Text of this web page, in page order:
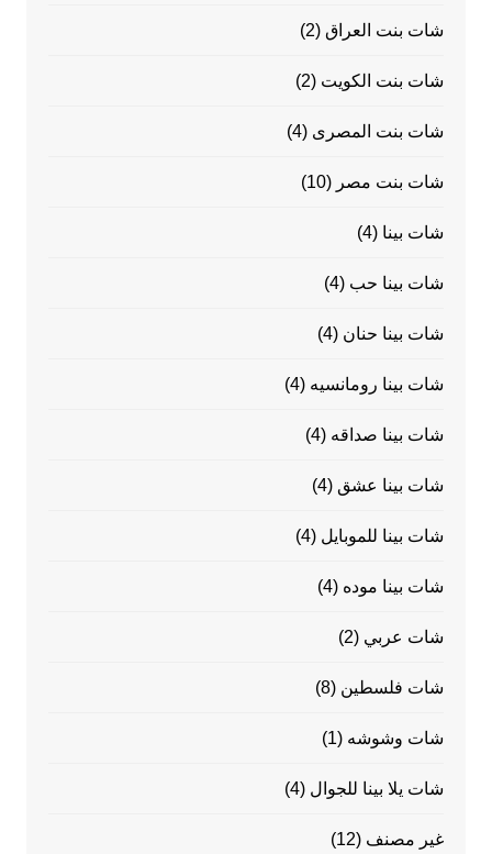
شات بنت العراق (2)
شات بنت الكويت (2)
شات بنت المصرى (4)
شات بنت مصر (10)
شات بينا (4)
شات بينا حب (4)
شات بينا حنان (4)
شات بينا رومانسيه (4)
شات بينا صداقه (4)
شات بينا عشق (4)
شات بينا للموبايل (4)
شات بينا موده (4)
شات عربي (2)
شات فلسطين (8)
شات وشوشه (1)
شات يلا بينا للجوال (4)
غير مصنف (12)